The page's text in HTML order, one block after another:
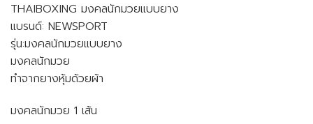
THAIBOXING มงคลนักมวยแบบยาง
แบรนด์: NEWSPORT
รุ่น:มงคลนักมวยแบบยาง
มงคลนักมวย
ทำจากยางหุ้มด้วยผ้า
มงคลนักมวย 1 เส้น